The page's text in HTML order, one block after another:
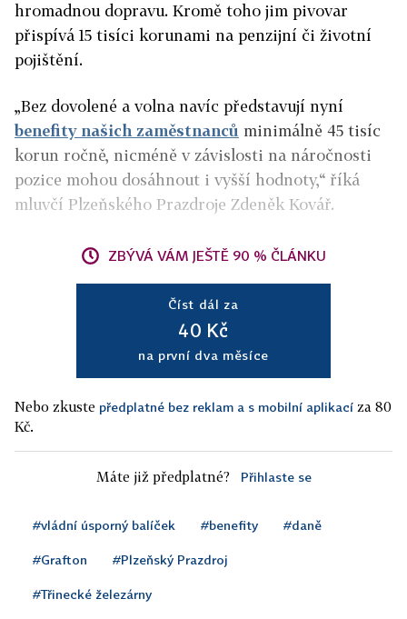
hromadnou dopravu. Kromě toho jim pivovar
přispívá 15 tisíci korunami na penzijní či životní
pojištění.
„Bez dovolené a volna navíc představují nyní
benefity našich zaměstnanců minimálně 45 tisíc
korun ročně, nicméně v závislosti na náročnosti
pozice mohou dosáhnout i vyšší hodnoty,“ říká
mluvčí Plzeňského Prazdroje Zdeněk Kovář.
ZBÝVÁ VÁM JEŠTĚ 90 % ČLÁNKU
Číst dál za
40 Kč
na první dva měsíce
Nebo zkuste předplatné bez reklam a s mobilní aplikací za 80
Kč.
Máte již předplatné? Přihlaste se
#vládní úsporný balíček #benefity #daně
#Grafton #Plzeňský Prazdroj
#Třinecké železárny